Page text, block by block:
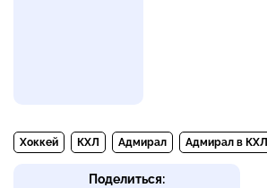
Хоккей КХЛ Адмирал Адмирал в КХЛ
Поделиться: